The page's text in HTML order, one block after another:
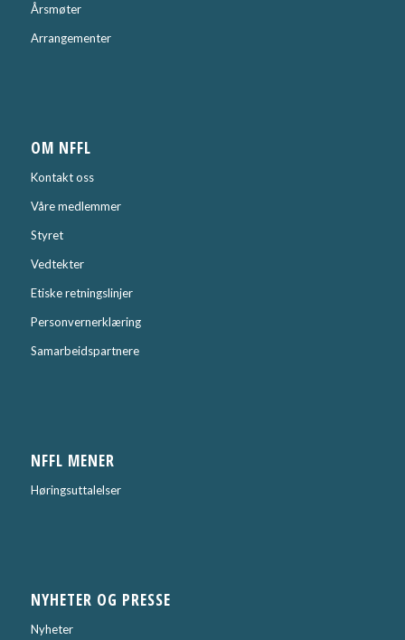
Årsmøter
Arrangementer
OM NFFL
Kontakt oss
Våre medlemmer
Styret
Vedtekter
Etiske retningslinjer
Personvernerklæring
Samarbeidspartnere
NFFL MENER
Høringsuttalelser
NYHETER OG PRESSE
Nyheter